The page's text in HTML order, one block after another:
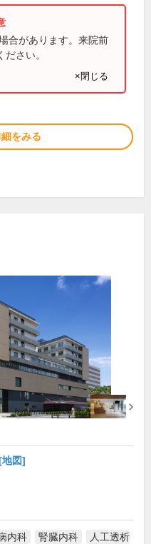
合があります。来院前
さい。
×閉じる
をみる
図]
内科 腎臓内科
人工透析